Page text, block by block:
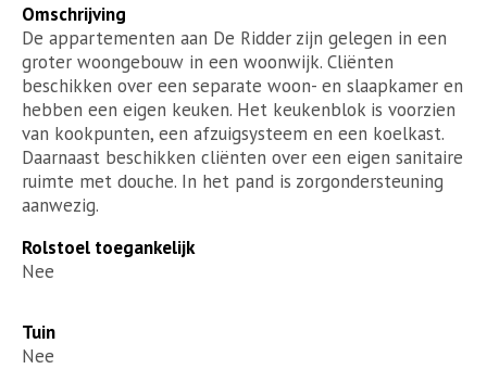
Omschrijving
De appartementen aan De Ridder zijn gelegen in een
groter woongebouw in een woonwijk. Cliënten
beschikken over een separate woon- en slaapkamer en
hebben een eigen keuken. Het keukenblok is voorzien
van kookpunten, een afzuigsysteem en een koelkast.
Daarnaast beschikken cliënten over een eigen sanitaire
ruimte met douche. In het pand is zorgondersteuning
aanwezig.
Rolstoel toegankelijk
Nee
Tuin
Nee